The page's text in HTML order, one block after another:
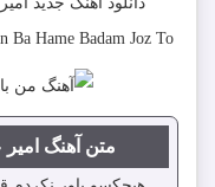
Ba Hame Badam Joz To
متن آهنگ